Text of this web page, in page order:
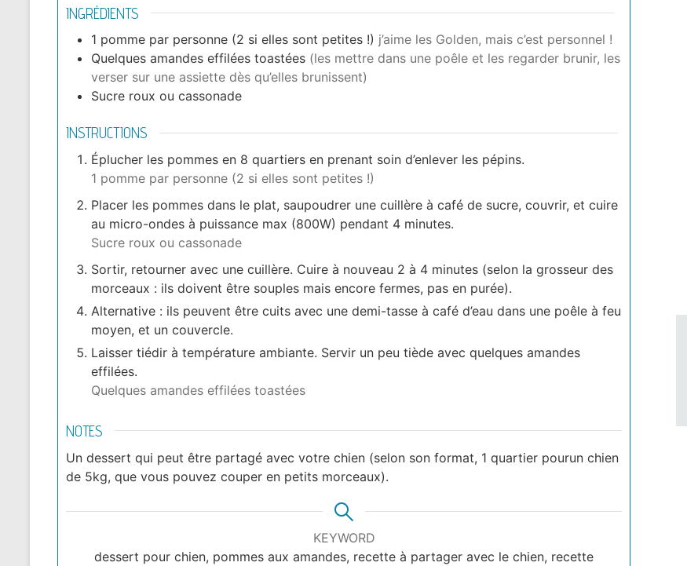
INGRÉDIENTS
1 pomme par personne (2 si elles sont petites !) j’aime les Golden, mais c’est personnel !
Quelques amandes effilées toastées (les mettre dans une poêle et les regarder brunir, les
verser sur une assiette dès qu’elles brunissent)
Sucre roux ou cassonade
INSTRUCTIONS
Éplucher les pommes en 8 quartiers en prenant soin d’enlever les pépins.
1 pomme par personne (2 si elles sont petites !)
Placer les pommes dans le plat, saupoudrer une cuillère à café de sucre, couvrir, et cuire
au micro-ondes à puissance max (800W) pendant 4 minutes.
Sucre roux ou cassonade
Sortir, retourner avec une cuillère. Cuire à nouveau 2 à 4 minutes (selon la grosseur des
morceaux : ils doivent être souples mais encore fermes, pas en purée).
Alternative : ils peuvent être cuits avec une demi-tasse à café d’eau dans une poêle à feu
moyen, et un couvercle.
Laisser tiédir à température ambiante. Servir un peu tiède avec quelques amandes
effilées.
Quelques amandes effilées toastées
NOTES
Un dessert qui peut être partagé avec votre chien (selon son format, 1 quartier pourun chien
de 5kg, que vous pouvez couper en petits morceaux).
KEYWORD
dessert pour chien, pommes aux amandes, recette à partager avec le chien, recette